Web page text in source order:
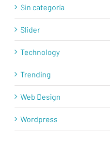
Sin categoría
Slider
Technology
Trending
Web Design
Wordpress